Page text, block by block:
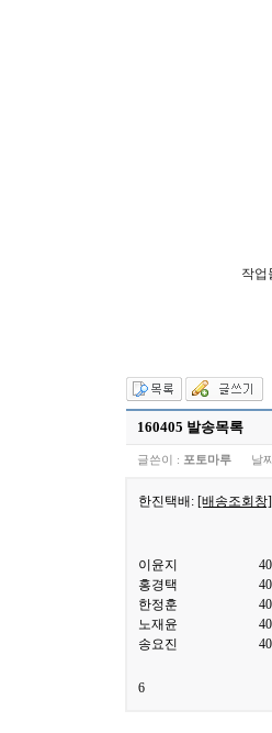
작업
160405 발송목록
글쓴이 : 포토마루 날
한진택배: [배송조회창]
이윤지
홍경택
한정훈
노재윤
송요진
6